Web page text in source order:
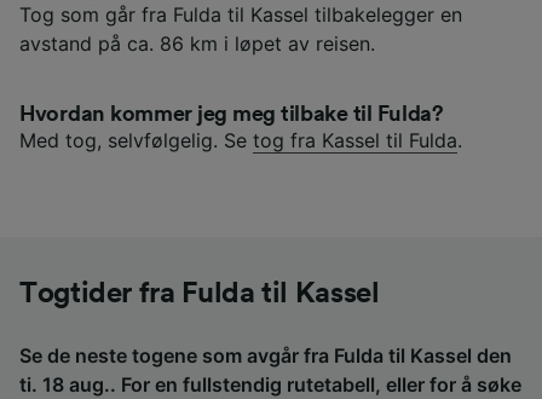
Tog som går fra Fulda til Kassel tilbakelegger en
avstand på ca. 86 km i løpet av reisen.
Hvordan kommer jeg meg tilbake til Fulda?
Med tog, selvfølgelig. Se tog fra Kassel til Fulda.
Togtider fra Fulda til Kassel
Se de neste togene som avgår fra Fulda til Kassel den
ti. 18 aug.. For en fullstendig rutetabell, eller for å søke